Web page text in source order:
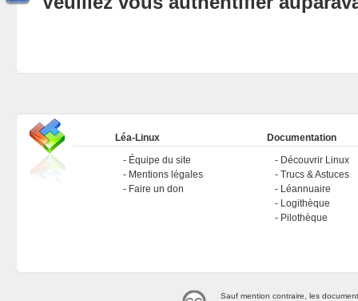
Léa-Linux
Équipe du site
Mentions légales
Faire un don
Documentation
Découvrir Linux
Trucs & Astuces
Léannuaire
Logithèque
Pilothèque
Sauf mention contraire, les